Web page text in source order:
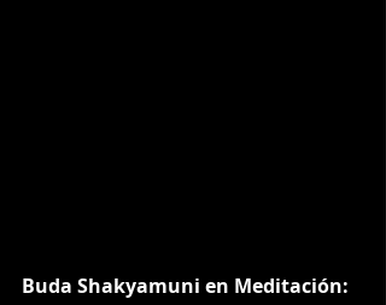
Buda Shakyamuni en Meditación: